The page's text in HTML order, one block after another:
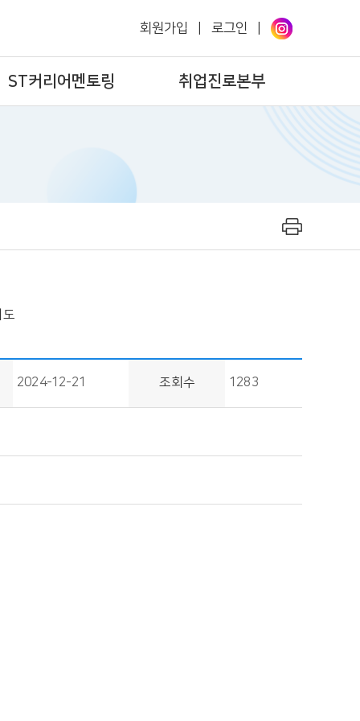
회원가입 로그인
ST커리어멘토링 취업진로본부
2024-12-21 조회수 1283